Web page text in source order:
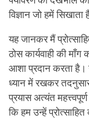
विज्ञान जो हमें
यह जानकर मैं
ठोस कार्यवाही की
आशा प्रदान करता है।
ध्यान में रखकर
प्रयास अत्यंत
कि हम उन्हें